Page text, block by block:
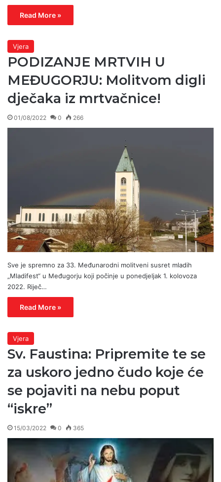
Read More »
Vjera
PODIZANJE MRTVIH U
MEĐUGORJU: Molitvom digli
dječaka iz mrtvačnice!
01/08/2022 0 266
Sve je spremno za 33. Međunarodni molitveni susret mladih
„Mladifest“ u Međugorju koji počinje u ponedjeljak 1. kolovoza
2022. Riječ…
Read More »
Vjera
Sv. Faustina: Pripremite te se
za uskoro jedno čudo koje će
se pojaviti na nebu poput
“iskre”
15/03/2022 0 365